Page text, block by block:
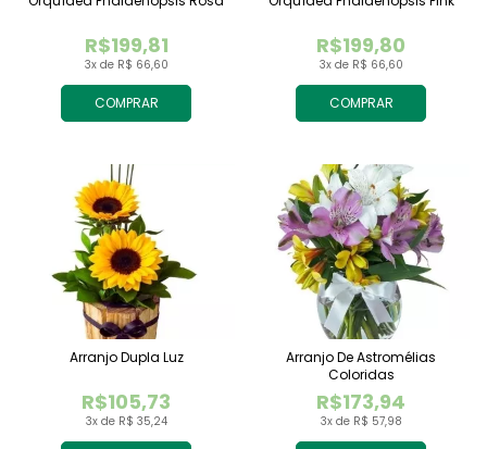
COMPRAR
3x de R$ 66,60
R$199,81
COMPRAR
3x de R$ 66,60
R$199,80
3x de R$ 35,24
R$105,73
Arranjo Dupla Luz
3x de R$ 57,98
R$173,94
Arranjo De Astromélias
Coloridas